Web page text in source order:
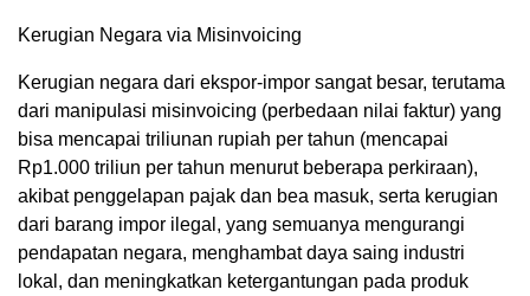
Kerugian Negara via Misinvoicing
Kerugian negara dari ekspor-impor sangat besar, terutama
dari manipulasi misinvoicing (perbedaan nilai faktur) yang
bisa mencapai triliunan rupiah per tahun (mencapai
Rp1.000 triliun per tahun menurut beberapa perkiraan),
akibat penggelapan pajak dan bea masuk, serta kerugian
dari barang impor ilegal, yang semuanya mengurangi
pendapatan negara, menghambat daya saing industri
lokal, dan meningkatkan ketergantungan pada produk